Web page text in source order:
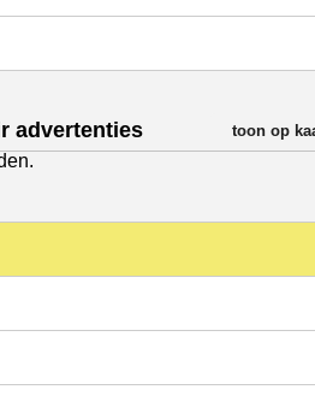
advertenties verfijn
toon op